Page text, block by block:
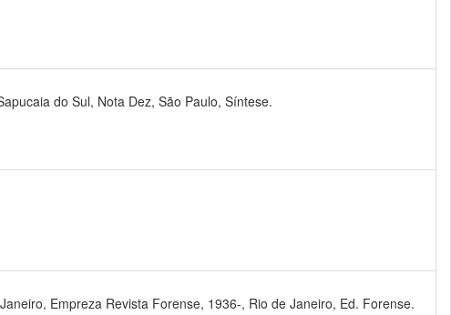
do Sul, Nota Dez, São Paulo, Síntese.
Empreza Revista Forense, 1936-, Rio de Janeiro, Ed. Forense.